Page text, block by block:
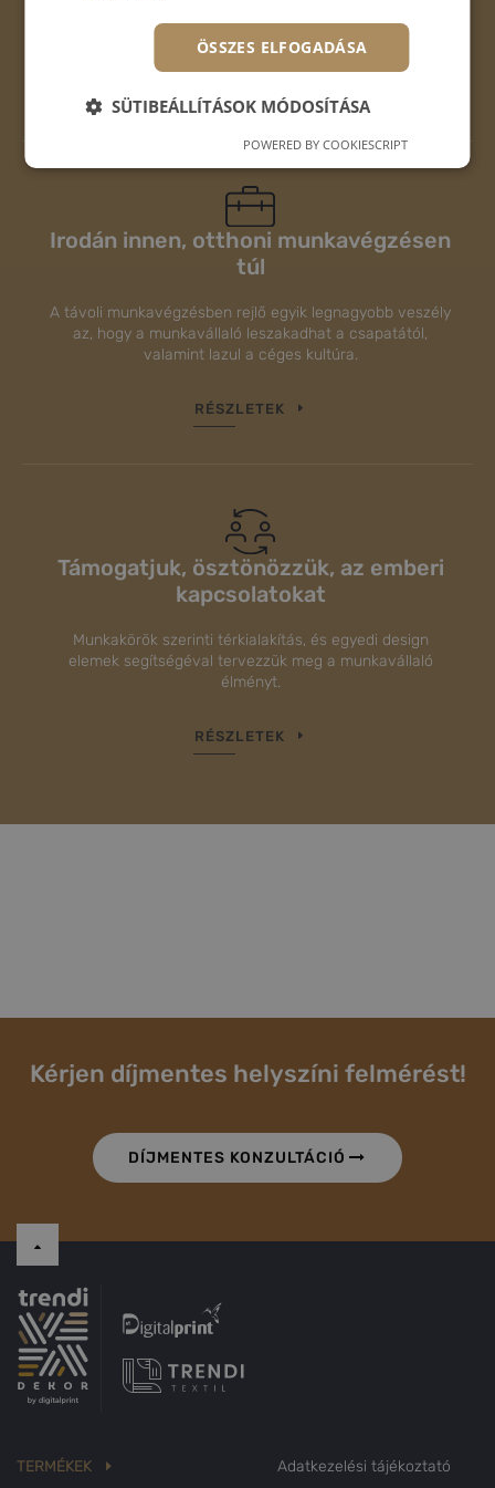
adunk a színekkel való munkához.
Irodán innen, otthoni munkavégzésen
túl
A távoli munkavégzésben rejlő egyik legnagyobb veszély
az, hogy a munkavállaló leszakadhat a csapatától,
valamint lazul a céges kultúra.
RÉSZLETEK
Támogatjuk, ösztönözzük, az emberi
kapcsolatokat
Munkakörök szerinti térkialakítás, és egyedi design
elemek segítségéval tervezzük meg a munkavállaló
élményt.
RÉSZLETEK
Kérjen díjmentes helyszíni felmérést!
DÍJMENTES KONZULTÁCIÓ
TERMÉKEK Adatkezelési tájékoztató
ÖSSZES ELFOGADÁSA
SÜTIBEÁLLÍTÁSOK MÓDOSÍTÁSA
POWERED BY COOKIESCRIPT